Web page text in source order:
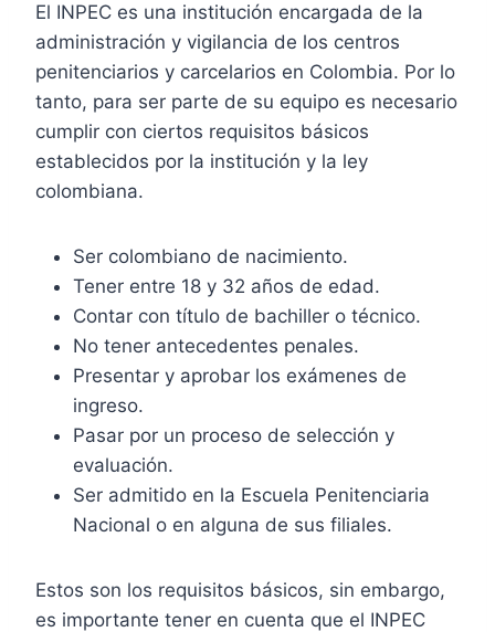
El INPEC es una institución encargada de la
administración y vigilancia de los centros
penitenciarios y carcelarios en Colombia. Por lo
tanto, para ser parte de su equipo es necesario
cumplir con ciertos requisitos básicos
establecidos por la institución y la ley
colombiana.
Ser colombiano de nacimiento.
Tener entre 18 y 32 años de edad.
Contar con título de bachiller o técnico.
No tener antecedentes penales.
Presentar y aprobar los exámenes de
ingreso.
Pasar por un proceso de selección y
evaluación.
Ser admitido en la Escuela Penitenciaria
Nacional o en alguna de sus filiales.
Estos son los requisitos básicos, sin embargo,
es importante tener en cuenta que el INPEC